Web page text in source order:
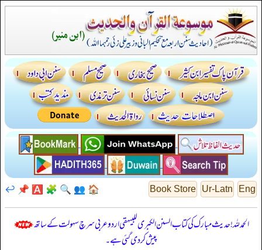
Eng
Ur-Latn
Book Store
🏠
👥
🔍
🧩
🅰️
📌
↩️
الحمدللہ! حدیث مبارک کی کتاب السنن الكبرى للبيهقي اردو عربی سرچ سہولت کے ساتھ
پیش کر دی گئی ہے۔